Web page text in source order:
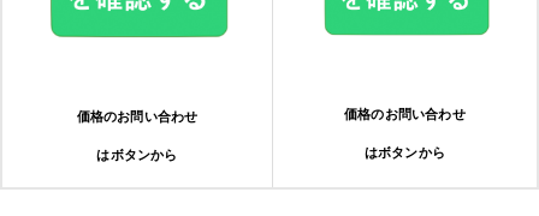
日立
エコキュートを交換するサインやタイミング
価格のお問い合わせ
はボタンから
価格のお問い合わせ
はボタンから